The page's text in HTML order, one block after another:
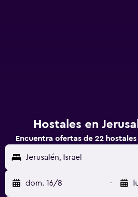
Hostales en
Encuentra ofertas de 22 hostales
Jerusalén, Israel
dom. 16/8 -